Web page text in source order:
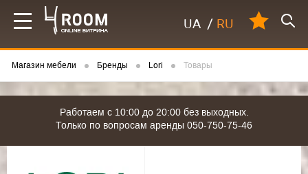
UA / RU
Магазин мебели Бренды Lori Товары
Работаем с 10:00 до 20:00 без выходных.
Только по вопросам аренды 050-750-75-46